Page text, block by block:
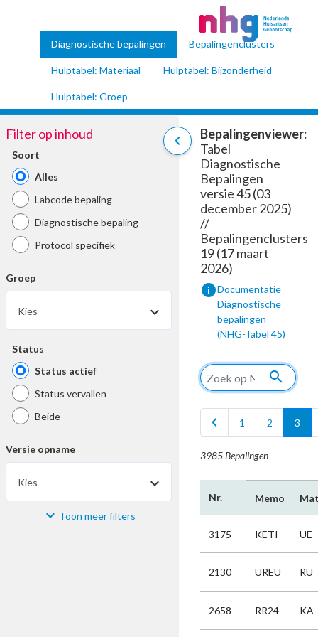
Diagnostische bepalingen Bepalingenclusters
Hulptabel: Materiaal Hulptabel: Bijzonderheid
Hulptabel: Groep
chevron_left
Filter op inhoud
Soort
Alles
Labcode bepaling
Diagnostische bepaling
Protocol specifiek
Groep
Kies
Status
Status actief
Status vervallen
Beide
Versie opname
Kies
Materiaal Toon meer filters
Bepalingenviewer:
Tabel
Diagnostische
Bepalingen
versie 45 (03
december 2025)
//
Bepalingenclusters
19 (17 maart
2026)
infoDocumentatie
Diagnostische
bepalingen
(NHG-Tabel 45)
search
chevron_left 1 2 3
3985 Bepalingen
Nr. Memo
3175 KETI UE
2130 UREU RU
2658 RR24 KA